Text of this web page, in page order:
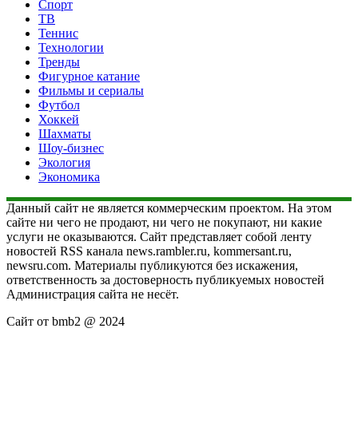
Спорт
ТВ
Теннис
Технологии
Тренды
Фигурное катание
Фильмы и сериалы
Футбол
Хоккей
Шахматы
Шоу-бизнес
Экология
Экономика
Данный сайт не является коммерческим проектом. На этом
сайте ни чего не продают, ни чего не покупают, ни какие
услуги не оказываются. Сайт представляет собой ленту
новостей RSS канала news.rambler.ru, kommersant.ru,
newsru.com. Материалы публикуются без искажения,
ответственность за достоверность публикуемых новостей
Администрация сайта не несёт.
Сайт от bmb2 @ 2024